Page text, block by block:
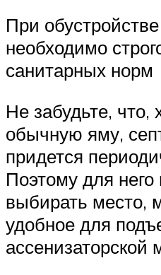
При
необходимо
санитарных норм
Не забудьте, что,
обычную яму,
придется
Поэтому для
выбирать место,
удобное для